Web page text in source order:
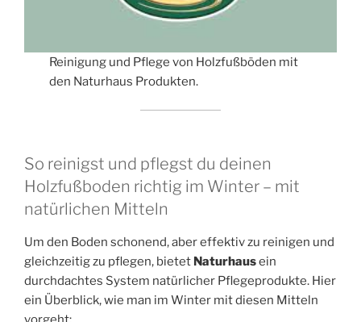
Reinigung und Pflege von Holzfußböden mit
den Naturhaus Produkten.
So reinigst und pflegst du deinen
Holzfußboden richtig im Winter – mit
natürlichen Mitteln
Um den Boden schonend, aber effektiv zu reinigen und
gleichzeitig zu pflegen, bietet Naturhausein
durchdachtes System natürlicher Pflegeprodukte. Hier
ein Überblick, wie man im Winter mit diesen Mitteln